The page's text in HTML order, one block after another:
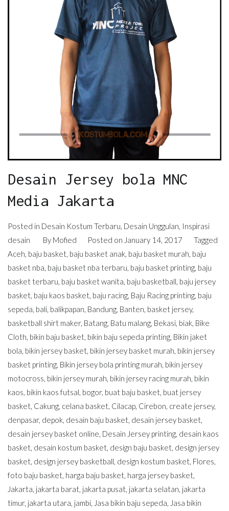
Desain Jersey bola MNC
Media Jakarta
Posted in Desain Kostum Terbaru, Desain Unggulan, Inspirasi
desain
By Mofied Posted on January 14, 2017
Tagged
Aceh, baju basket, baju basket anak, baju basket murah, baju
basket nba, baju basket nba terbaru, baju basket printing, baju
basket terbaru, baju basket wanita, baju basketball, baju jersey
basket, baju kaos basket, baju racing, Baju Racing printing, baju
sepeda, bali, balikpapan, Bandung, Banten, basket jersey,
basketball shirt maker, Batang, Batu malang, Bekasi, biak, Bike
Cloth, bikin baju basket, bikin baju sepeda printing, Bikin jaket
bola, bikin jersey basket, bikin jersey basket murah, bikin jersey
basket printing, Bikin jersey bola printing murah, bikin jersey
motocross, bikin jersey murah, bikin jersey racing murah, bikin
kaos, bikin kaos futsal, bogor, buat baju basket, buat jersey
basket, Cakung, celana basket, Cilacap, Cirebon, create jersey,
denpasar, depok, desain baju basket, desain jersey basket,
desain jersey basket online, Desain Jersey printing, desain kaos
basket, desain kostum basket, design baju basket, design jersey
basket, design jersey basketball, design kostum basket, Flores,
foto baju basket, harga baju basket, harga jersey basket,
Jakarta, jakarta barat, jakarta pusat, jakarta selatan, jakarta
timur, jakarta utara, jambi, Jasa bikin baju sepeda, Jasa bikin